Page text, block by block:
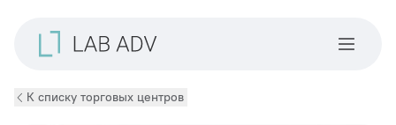
К списку торговых центров